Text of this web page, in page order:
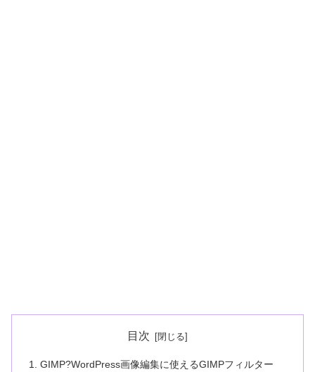
目次
GIMP?WordPress画像編集に使えるGIMPフィルター